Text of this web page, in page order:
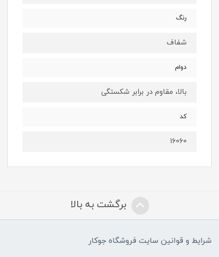
رنگ
شفاف
دوام
بالا، مقاوم در برابر شکستگی
کد
16060
برگشت به بالا
شرایط و قوانین سایت فروشگاه جوکار